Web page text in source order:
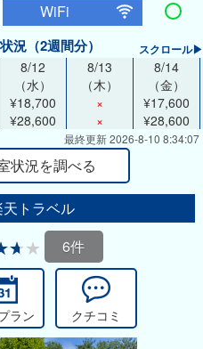
WiFi
天トラベル
6件
ラン クチコミ
況（2週間分） スクロール▶
8/12 8/13
8/14
（水） （木）
（金）
¥18,700 ×
¥17,600
¥28,600 × ¥28,600
最終更新 2026-8-10 8:34:07
状況を調べる